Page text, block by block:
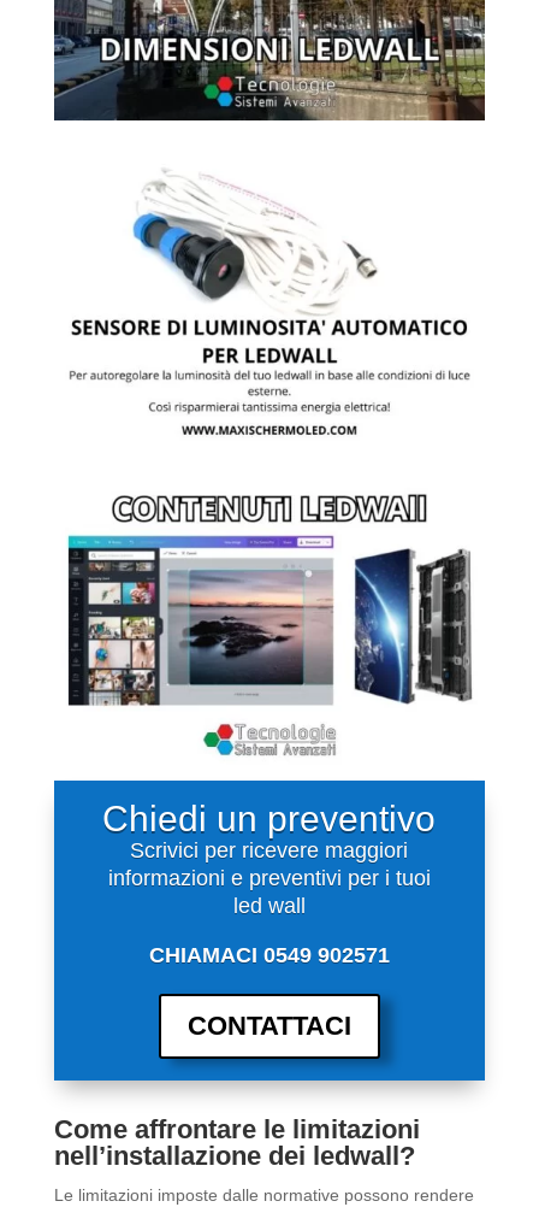
Chiedi un preventivo
Scrivici per ricevere maggiori
informazioni e preventivi per i tuoi
led wall
CHIAMACI 0549 902571
CONTATTACI
Come affrontare le limitazioni
nell’installazione dei ledwall?
Le limitazioni imposte dalle normative possono rendere